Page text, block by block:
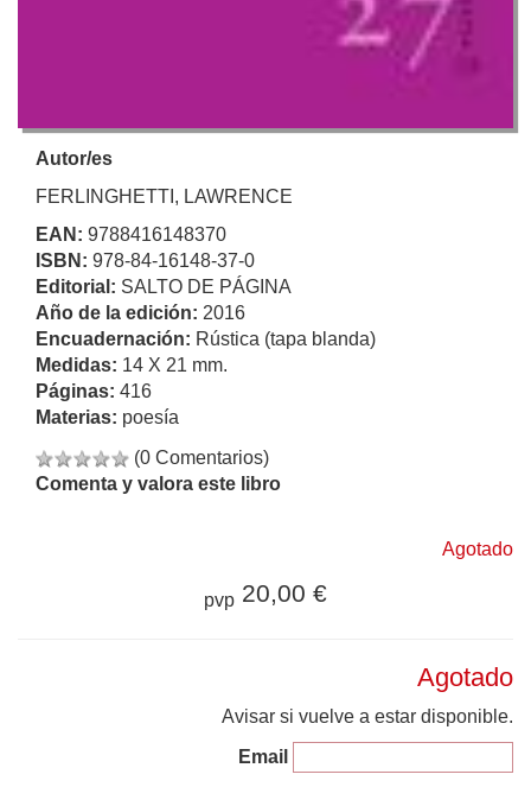
Autor/es
FERLINGHETTI, LAWRENCE
EAN: 9788416148370
ISBN: 978-84-16148-37-0
Editorial: SALTO DE PÁGINA
Año de la edición: 2016
Encuadernación: Rústica (tapa blanda)
Medidas: 14 X 21 mm.
Páginas: 416
Materias: poesía
(0 Comentarios)
Comenta y valora este libro
Agotado
pvp 20,00 €
Agotado
Avisar si vuelve a estar disponible.
Email